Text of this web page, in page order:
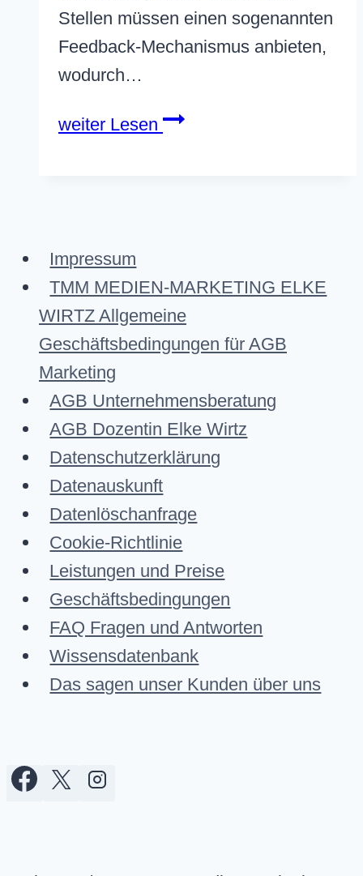
Stellen müssen einen sogenannten
Feedback-Mechanismus anbieten,
wodurch…
weiter Lesen Barrierefreiheits­
Impressum
TMM MEDIEN-MARKETING ELKE
WIRTZ Allgemeine
Geschäftsbedingungen für AGB
Marketing
AGB Unternehmensberatung
AGB Dozentin Elke Wirtz
Datenschutzerklärung
Datenauskunft
Datenlöschanfrage
Cookie-Richtlinie
Leistungen und Preise
Geschäftsbedingungen
FAQ Fragen und Antworten
Wissensdatenbank
Das sagen unser Kunden über uns